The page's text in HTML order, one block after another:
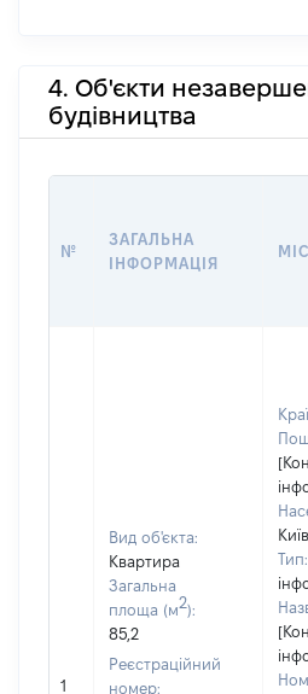
4. Об'єкти
будівництва
№
ЗАГАЛЬНА
ІНФОРМАЦІЯ
1
Вид об'єкта:
Квартира
Загальна
площа (м2):
85,2
Реєстраційний
номер:
Тип: